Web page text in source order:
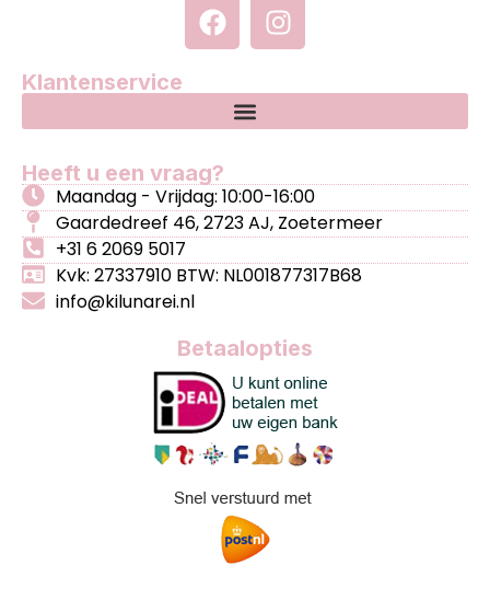
Klantenservice
Heeft u een vraag?
Maandag - Vrijdag: 10:00-16:00
Gaardedreef 46, 2723 AJ, Zoetermeer
+31 6 2069 5017
Kvk: 27337910 BTW: NL001877317B68
info@kilunarei.nl
Betaalopties